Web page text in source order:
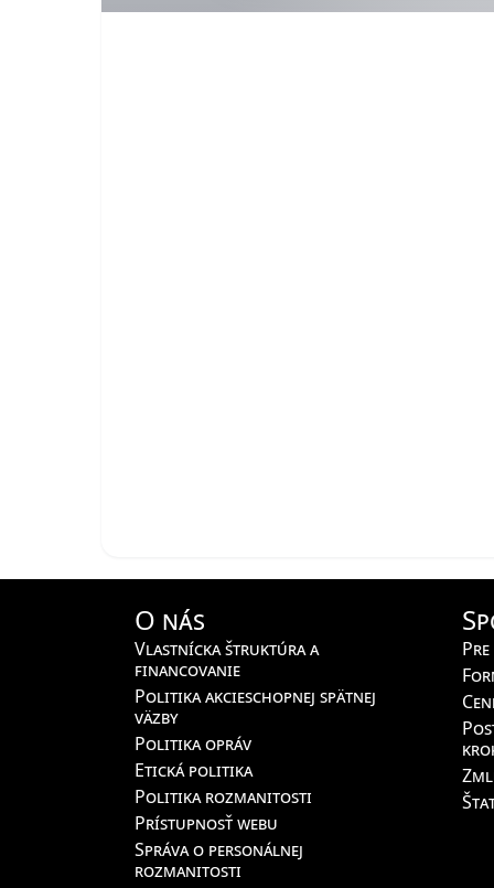
O nás
Vlastnícka štruktúra a
financovanie
Politika akcieschopnej spätnej
väzby
Politika opráv
Etická politika
Politika rozmanitosti
Prístupnosť webu
Správa o personálnej
rozmanitosti